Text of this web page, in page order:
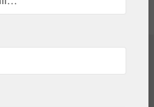
toolbar.show